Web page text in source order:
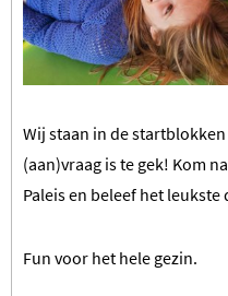
Wij staan in de
(aan)vraag is te gek! Kom
Paleis en beleef het leukste
Fun voor het hele gezin.